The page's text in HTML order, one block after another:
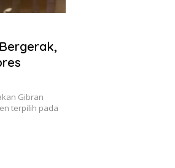
Gibran
terpilih pada